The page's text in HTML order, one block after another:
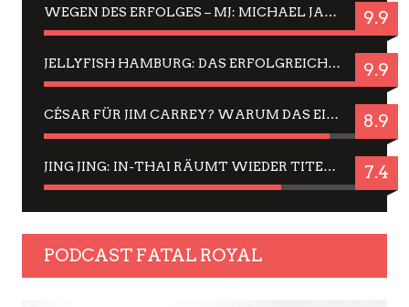
WEGEN DES ERFOLGES – MJ: MICHAEL JACKSON MUSICAL IN EINER MATINEE SEHEN 9.9
JELLYFISH HAMBURG: DAS ERFOLGREICHE SOMMER-MENÜ 2025 IN GEFÜHLEN UND BILDERN 9.9
CÉSAR FÜR JIM CARREY? WARUM DAS EINER DER NERVIGSTEN ACTORS IST UND BLEIBT 8.9
JING JING: IN-THAI RÄUMT WIEDER TITEL AB – EIN ZWEI-STUNDEN-ERLEBNISBERICHT 7.4
PODCAST FATAL ROYAL